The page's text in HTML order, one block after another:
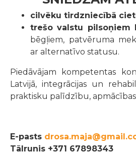
cilvēku tirdzniecībā
trešo valstu pilsoņiem
bēgļiem, patvēruma
ar alternatīvo statusu.
Piedāvājam kompetentas
Latvijā, integrācijas un
praktisku palīdzību,
E-pasts
Tālrunis +371 67898343